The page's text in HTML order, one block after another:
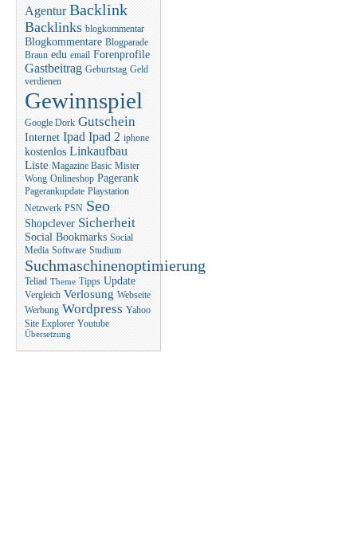
Agentur Backlink
Backlinks blogkommentar
Blogkommentare Blogparade
Braun edu email Forenprofile
Gastbeitrag Geburtstag Geld
verdienen
Gewinnspiel
Google Dork Gutschein
Internet Ipad Ipad 2 iphone
kostenlos Linkaufbau
Liste Magazine Basic Mister
Wong Onlineshop Pagerank
Pagerankupdate Playstation
Netzwerk PSN Seo
Shopclever Sicherheit
Social Bookmarks Social
Media Software Studium
Suchmaschinenoptimierung
Teliad Theme Tipps Update
Vergleich Verlosung Webseite
Werbung Wordpress Yahoo
Site Explorer Youtube
Übersetzung